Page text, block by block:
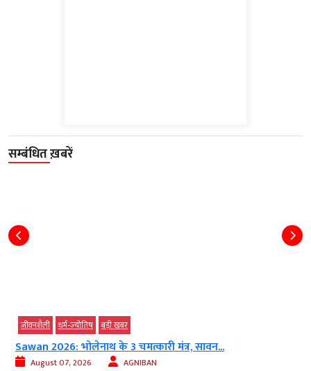
सम्बंधित ख़बरें
सावन... चंद्र ग्रहण से पहले शनि करेंगे बुध के...
August 07, 2026